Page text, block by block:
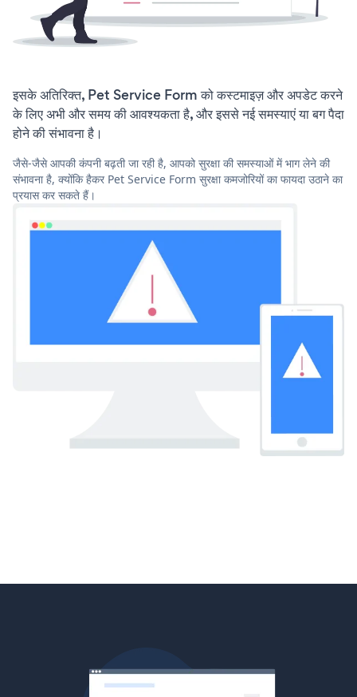
इसके अतिरिक्त, Pet Service Form को कस्टमाइज़ और अपडेट करने
के लिए अभी और समय की आवश्यकता है, और इससे नई समस्याएं या बग पैदा
होने की संभावना है।
जैसे-जैसे आपकी कंपनी बढ़ती जा रही है, आपको सुरक्षा की समस्याओं में भाग लेने की
संभावना है, क्योंकि हैकर Pet Service Form सुरक्षा कमजोरियों का फायदा उठाने का
प्रयास कर सकते हैं।